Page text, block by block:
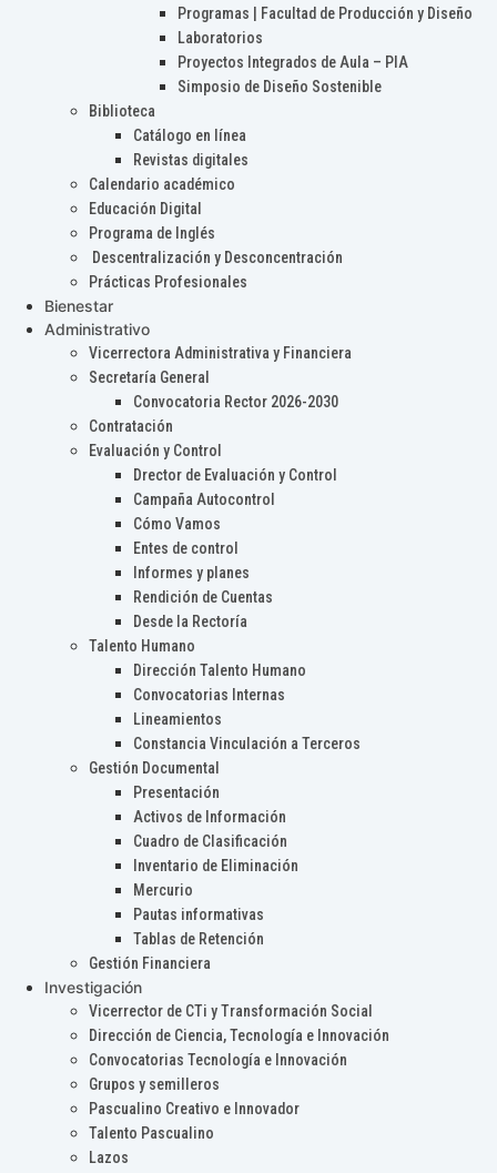
Programas | Facultad de Producción y Diseño
Laboratorios
Proyectos Integrados de Aula – PIA
Simposio de Diseño Sostenible
Biblioteca
Catálogo en línea
Revistas digitales
Calendario académico
Educación Digital
Programa de Inglés
Descentralización y Desconcentración
Prácticas Profesionales
Bienestar
Administrativo
Vicerrectora Administrativa y Financiera
Secretaría General
Convocatoria Rector 2026-2030
Contratación
Evaluación y Control
Drector de Evaluación y Control
Campaña Autocontrol
Cómo Vamos
Entes de control
Informes y planes
Rendición de Cuentas
Desde la Rectoría
Talento Humano
Dirección Talento Humano
Convocatorias Internas
Lineamientos
Constancia Vinculación a Terceros
Gestión Documental
Presentación
Activos de Información
Cuadro de Clasificación
Inventario de Eliminación
Mercurio
Pautas informativas
Tablas de Retención
Gestión Financiera
Investigación
Vicerrector de CTi y Transformación Social
Dirección de Ciencia, Tecnología e Innovación
Convocatorias Tecnología e Innovación
Grupos y semilleros
Pascualino Creativo e Innovador
Talento Pascualino
Lazos